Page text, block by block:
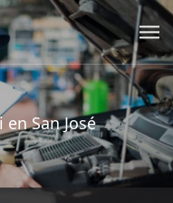
San José